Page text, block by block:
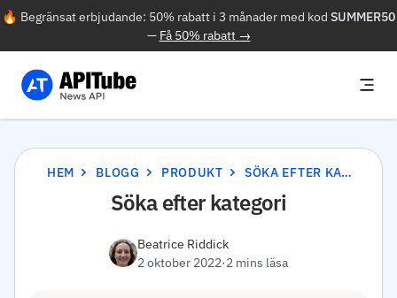
🔥 Begränsat erbjudande: 50% rabatt i 3 månader med kod SUMMER50
— Få 50% rabatt →
HEM BLOGG PRODUKT SÖKA EFTER KATEGORI
Söka efter kategori
Beatrice Riddick
2 oktober 2022·2 mins läsa